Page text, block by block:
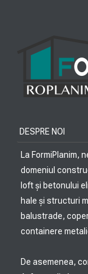
DESPRE NOI
La FormiPlanim,
domeniul
loft și betonului
hale și structuri
balustrade,
containere
De asemenea,